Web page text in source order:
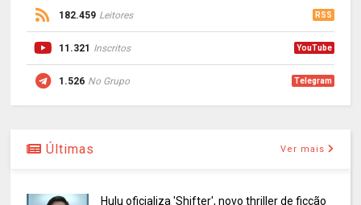
182.459 Leitores RSS
11.321 Inscritos YouTube
1.526 No Grupo Telegram
Últimas Ver mais
Hulu oficializa 'Shifter', novo thriller de ficção